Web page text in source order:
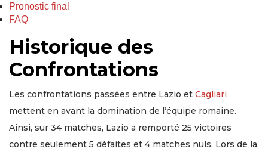
Pronostic final
FAQ
Historique des
Confrontations
Les confrontations passées entre Lazio et Cagliari
mettent en avant la domination de l’équipe romaine.
Ainsi, sur 34 matches, Lazio a remporté 25 victoires
contre seulement 5 défaites et 4 matches nuls. Lors de la